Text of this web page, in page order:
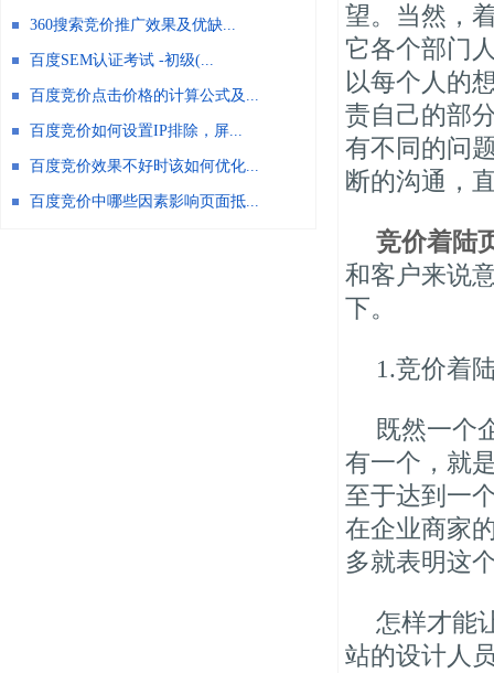
望。当然，
它各个部门
以每个人的
责自己的部
有不同的问
断的沟通，
竞价着陆
和客户来说
下。
1.竞价着
既然一个
有一个，就
至于达到一
在企业商家
多就表明这
怎样才能
站的设计人
360搜索竞价推广效果及优缺...
百度SEM认证考试 -初级(...
百度竞价点击价格的计算公式及...
百度竞价如何设置IP排除，屏...
百度竞价效果不好时该如何优化...
百度竞价中哪些因素影响页面抵...